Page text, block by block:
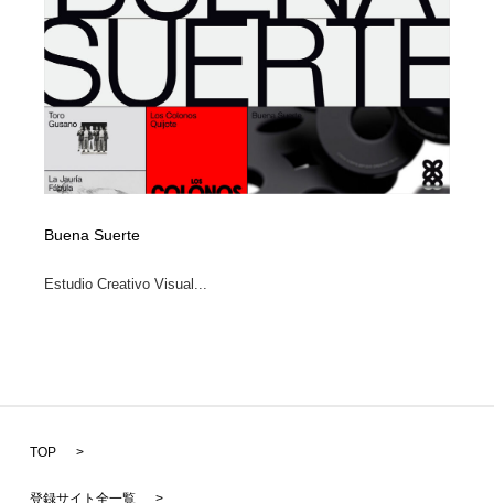
Buena Suerte
Estudio Creativo Visual...
TOP >
登録サイト全一覧 >